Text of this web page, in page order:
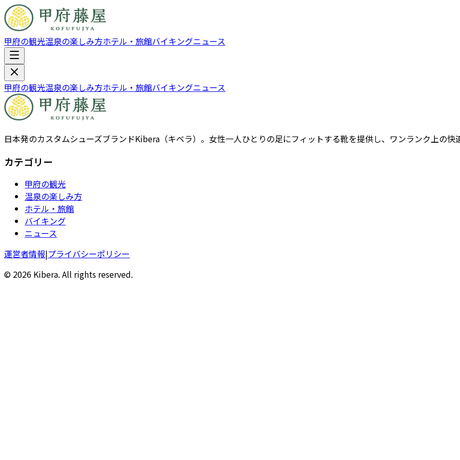
甲府の観光温泉の楽しみ方ホテル・旅館バイキングニュース
甲府の観光温泉の楽しみ方ホテル・旅館バイキングニュース
日本発のカスタムシューズブランドKibera（キベラ）。女性一人ひとりの足にフィットする靴を提供し、ワンランク上の快
カテゴリー
甲府の観光
温泉の楽しみ方
ホテル・旅館
バイキング
ニュース
運営者情報|プライバシーポリシー
© 2026 Kibera. All rights reserved.